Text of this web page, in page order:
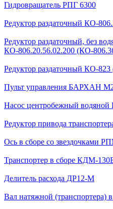
Гидровращатель РПГ 6300
Редуктор раздаточный КО-
Редуктор раздаточный, без
КО-806.20.56.02.200 (КО-
Редуктор раздаточный КО-
Пульт управления БАРХАН
Насос центробежный
Редуктор привода
Ось в сборе со звездочками
Транспортер в сборе КДМ-
Делитель расхода ДР12-М
Вал натяжной